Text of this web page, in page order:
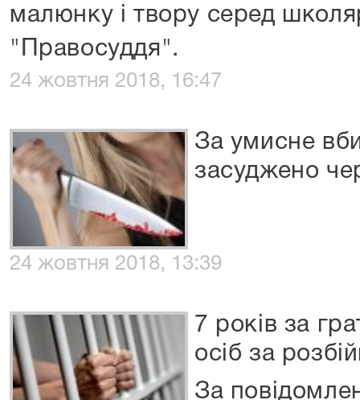
малюнку і твору серед
"Правосуддя".
24 жовтня 2018, 16:47
За умисне
засуджено
24 жовтня 2018, 13:39
7 років за
осіб за
За